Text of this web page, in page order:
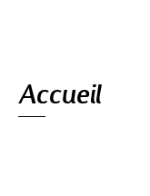
Accueil